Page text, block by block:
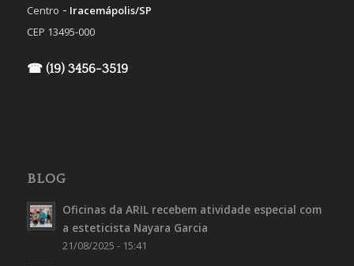
Centro - Iracemápolis/SP
CEP 13495-000
☎ (19) 3456-3519
BLOG
Oficinas da ARIL recebem atividade especial com
a esteticista Nayara Garcia
21/08/2025 - 15:41